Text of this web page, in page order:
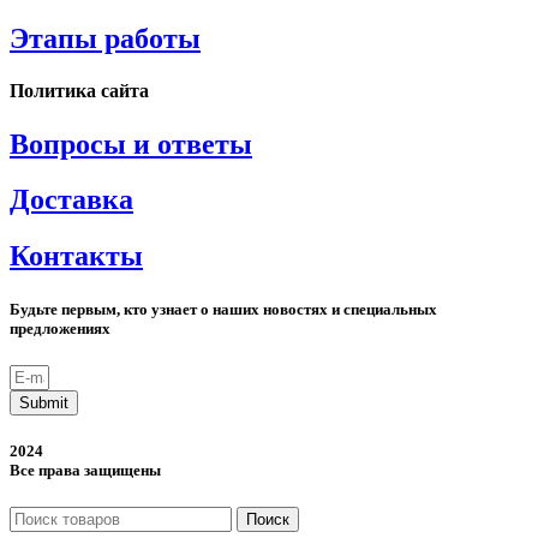
Этапы работы
Политика сайта
Вопросы и ответы
Доставка
Контакты
Будьте первым, кто узнает о наших новостях и специальных
предложениях
Submit
2024
Все права защищены
Поиск